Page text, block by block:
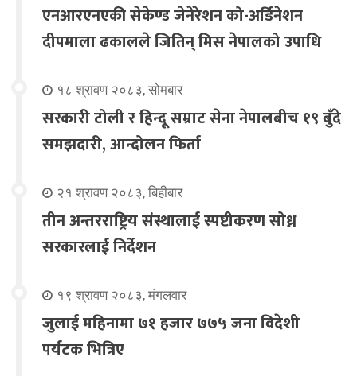
एनआरएनएकी सेकेण्ड जेनेरेशन को-अर्डिनेशन
दीपमाला ढकालले जितिन् मिस नेपालको उपाधि
१८ श्रावण २०८३, सोमबार
सरकारी टोली र हिन्दू सम्राट सेना नेपालबीच १९ बुँदे
समझदारी, आन्दोलन फिर्ता
२१ श्रावण २०८३, बिहीबार
तीन अन्तरराष्ट्रिय संस्थालाई स्पष्टीकरण सोध्न
सरकारलाई निर्देशन
१९ श्रावण २०८३, मंगलवार
जुलाई महिनामा ७१ हजार ७७५ जना विदेशी
पर्यटक भित्रिए